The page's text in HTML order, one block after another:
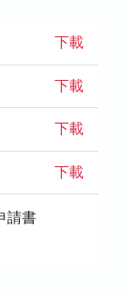
下載
下載
下載
下載
請書